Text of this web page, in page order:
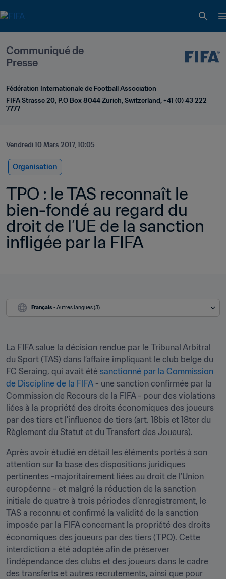
Communiqué de
Presse
Fédération Internationale de Football Association
FIFA Strasse 20, P.O Box 8044 Zurich, Switzerland, +41 (0) 43 222
7777
Vendredi 10 Mars 2017, 10:05
Organisation
TPO : le TAS reconnaît le
bien-fondé au regard du
droit de l’UE de la sanction
infligée par la FIFA
Français - Autres langues (3)
La FIFA salue la décision rendue par le Tribunal Arbitral
du Sport (TAS) dans l’affaire impliquant le club belge du
FC Seraing, qui avait été sanctionné par la Commission
de Discipline de la FIFA - une sanction confirmée par la
Commission de Recours de la FIFA - pour des violations
liées à la propriété des droits économiques des joueurs
par des tiers et l’influence de tiers (art. 18bis et 18ter du
Règlement du Statut et du Transfert des Joueurs).
Après avoir étudié en détail les éléments portés à son
attention sur la base des dispositions juridiques
pertinentes -majoritairement liées au droit de l’Union
européenne - et malgré la réduction de la sanction
initiale de quatre à trois périodes d’enregistrement, le
TAS a reconnu et confirmé la validité de la sanction
imposée par la FIFA concernant la propriété des droits
économiques des joueurs par des tiers (TPO). Cette
interdiction a été adoptée afin de préserver
l’indépendance des clubs et des joueurs dans le cadre
des transferts et autres recrutements, ainsi que pour